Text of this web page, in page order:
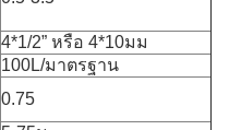
4*1/2” หรือ 4*10มม
100L/มาตรฐาน
0.75